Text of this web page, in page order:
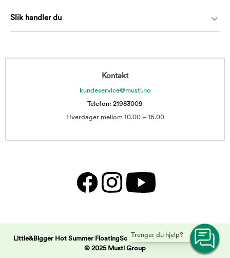
Trenger du hjelp?
Slik handler du
Kontakt
kundeservice@musti.no
Telefon: 21983009
Hverdager mellom 10.00 – 16.00
Little&Bigger Hot Summer FloatingSoft Fersken | Musti -
Copyright
© 2025 Musti Group